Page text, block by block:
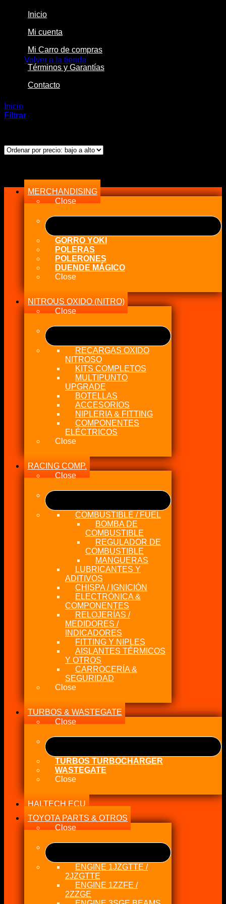
Volver a la tienda
Inicio
Mi cuenta
Mi Carro de compras
Términos y Garantías
Contacto
Inicio
Filtrar
MERCHANDISING
Close
GORRO YOKI
POLERAS
POLERONES
DUENDE MÁGICO
Close
NITROUS OXIDO (NITRO)
Close
RECARGAS OXIDO
NITROSO
KITS COMPLETOS
MULTIPUNTO
UPGRADE
BOTELLAS
ACCESORIOS
NIPLERIA & FITTING
COMPONENTES
ELÉCTRICOS
Close
RACING COMP.
Close
COMBUSTIBLE / FUEL
BOMBA DE
COMBUSTIBLE
REGULADOR DE
COMBUSTIBLE
MANGUERAS
LUBRICANTES Y
ADITIVOS
CHISPA / IGNICIÓN
ELECTRÓNICA &
COMPONENTES
RELOJERÍAS /
MEDIDORES /
INDICADORES
FITTING Y NIPLES
AISLANTES TÉRMICOS
Y OTROS
CARROCERÍA &
SEGURIDAD
Close
TURBOS & WASTEGATE
Close
TURBOS TURBOCHARGER
WASTEGATE
Close
HALTECH ECU
TOYOTA PARTS & OTROS
Close
ENGINE 1JZGTTE /
2JZGTTE
ENGINE 1ZZFE /
2ZZGE